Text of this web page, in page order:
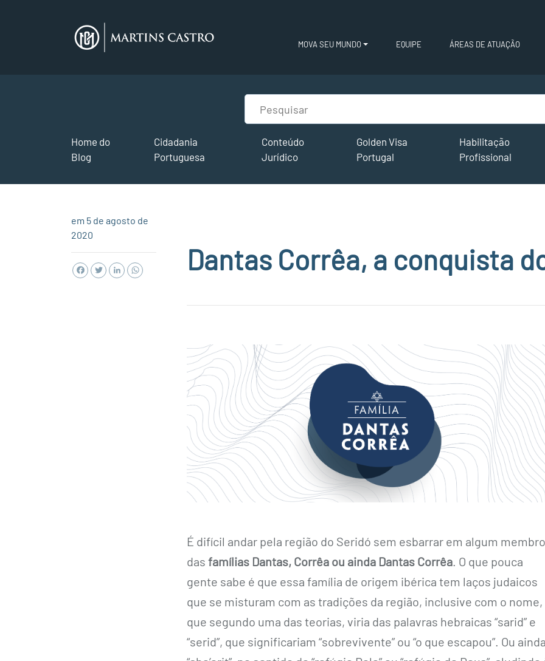
MOVA SEU MUNDO EQUIPE ÁREAS DE ATUAÇÃO
Home do
Blog
Cidadania
Portuguesa
Conteúdo
Jurídico
Golden Visa
Portugal
Habilitação
Profissional
em 5 de agosto de
2020
Facebook
TwitterLinkedIn Dantas Corrêa, a conquista
É difícil andar pela região do Seridó sem esbarrar em algum membro
dasfamílias Dantas, Corrêa ou ainda Dantas Corrêa. O que pouca
gente sabe é que essa família de origem ibérica tem laços judaicos
que se misturam com as tradições da região, inclusive com o nome,
que segundo uma das teorias, viria das palavras hebraicas “sarid” e
“serid”, que significariam “sobrevivente” ou “o que escapou”. Ou ainda